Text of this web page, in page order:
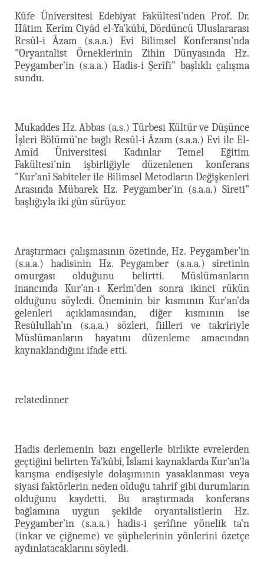
Kûfe Üniversitesi Edebiyat Fakültesi'nden Prof. Dr.
Hâtim Kerîm Ciyâd el-Ya'kûbî, Dördüncü Uluslararası
Resûl-i Âzam (s.a.a.) Evi Bilimsel Konferansı'nda
"Oryantalist Örneklerinin Zihin Dünyasında Hz.
Peygamber’in (s.a.a.) Hadis-i Şerîfi” başlıklı çalışma
sundu.
Mukaddes Hz. Abbas (a.s.) Türbesi Kültür ve Düşünce
İşleri Bölümü'ne bağlı Resûl-i Âzam (s.a.a.) Evi ile El-
Amîd Üniversitesi Kadınlar Temel Eğitim
Fakültesi'nin işbirliğiyle düzenlenen konferans
"Kur'anî Sabiteler ile Bilimsel Metodların Değişkenleri
Arasında Mübarek Hz. Peygamber'in (s.a.a.) Sîreti"
başlığıyla iki gün sürüyor.
Araştırmacı çalışmasının özetinde, Hz. Peygamber’in
(s.a.a.) hadisinin Hz. Peygamber (s.a.a.)
sîretinin
omurgası olduğunu belirtti. Müslümanların
inancında Kur'an-ı Kerîm'den sonra ikinci rükün
olduğunu söyledi. Öneminin bir kısmının Kur'an'da
gelenleri açıklamasından, diğer kısmının ise
Resûlullah'ın (s.a.a.) sözleri, fiilleri ve takrîriyle
Müslümanların hayatını düzenleme amacından
kaynaklandığını ifade etti.
relatedinner
Hadis derlemenin bazı engellerle birlikte evrelerden
geçtiğini belirten Ya'kûbî, İslami kaynaklarda Kur'an'la
karışma endişesiyle dolaşımının yasaklanması veya
siyasi faktörlerin neden olduğu tahrif gibi durumların
olduğunu kaydetti. Bu araştırmada konferans
bağlamına uygun şekilde oryantalistlerin Hz.
Peygamber’in (s.a.a.) hadis-i şerîfine yönelik ta’n
(inkar ve çiğneme) ve şüphelerinin yönlerini özetçe
aydınlatacaklarını söyledi.